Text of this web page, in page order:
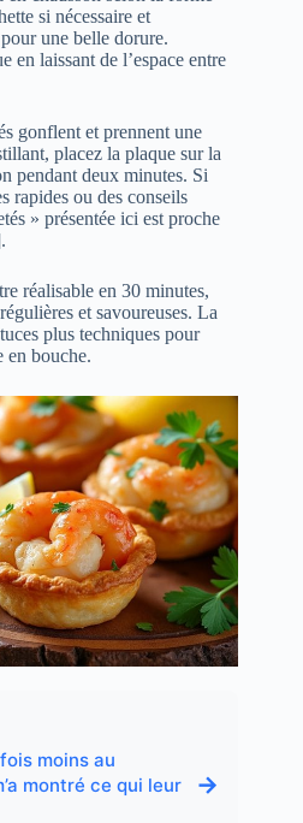
si nécessaire et
une belle dorure.
en laissant de l’espace entre
gonflent et prennent une
placez la plaque sur la
pendant deux minutes. Si
rapides ou des conseils
» présentée ici est proche
réalisable en 30 minutes,
et savoureuses. La
plus techniques pour
en bouche.
moins au
montré ce qui leur
→